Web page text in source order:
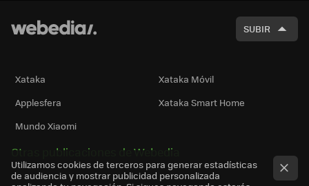
SUBIR
Xataka
Xataka Móvil
Applesfera
Xataka Smart Home
Mundo Xiaomi
Otras publicaciones de Webedia
Utilizamos cookies de terceros para generar estadísticas
de audiencia y mostrar publicidad personalizada